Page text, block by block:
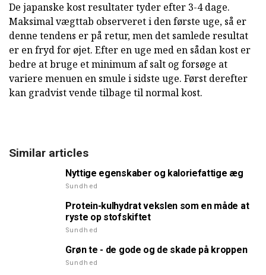
De japanske kost resultater tyder efter 3-4 dage.
Maksimal vægttab observeret i den første uge, så er
denne tendens er på retur, men det samlede resultat
er en fryd for øjet. Efter en uge med en sådan kost er
bedre at bruge et minimum af salt og forsøge at
variere menuen en smule i sidste uge. Først derefter
kan gradvist vende tilbage til normal kost.
Similar articles
Nyttige egenskaber og kaloriefattige æg
Sundhed
Protein-kulhydrat vekslen som en måde at
ryste op stofskiftet
Sundhed
Grøn te - de gode og de skade på kroppen
Sundhed